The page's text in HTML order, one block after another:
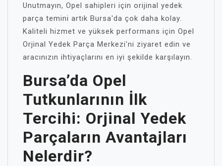
Unutmayın, Opel sahipleri için orijinal yedek
parça temini artık Bursa'da çok daha kolay.
Kaliteli hizmet ve yüksek performans için Opel
Orjinal Yedek Parça Merkezi'ni ziyaret edin ve
aracınızın ihtiyaçlarını en iyi şekilde karşılayın.
Bursa’da Opel
Tutkunlarının İlk
Tercihi: Orjinal Yedek
Parçaların Avantajları
Nelerdir?